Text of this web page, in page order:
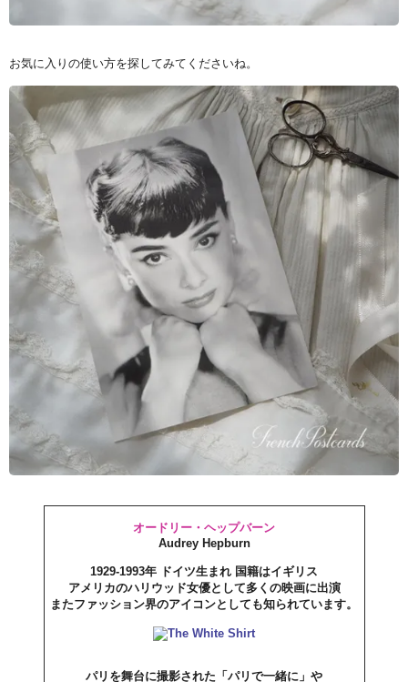
お気に入りの使い方を探してみてくださいね。
オードリー・ヘップバーン
Audrey Hepburn
1929-1993年 ドイツ生まれ 国籍はイギリス
アメリカのハリウッド女優として多くの映画に出演
またファッション界のアイコンとしても知られています。
パリを舞台に撮影された「パリで一緒に」や